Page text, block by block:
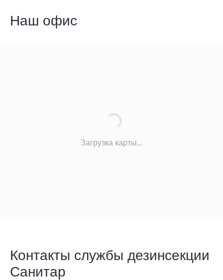
Наш офис
Загрузка карты...
Контакты службы дезинсекции
Санитар